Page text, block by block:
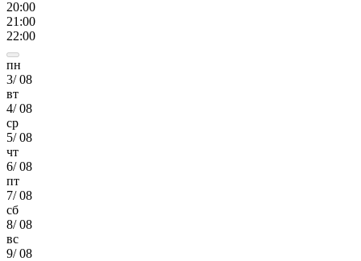
20:00
21 :00
22:00
пн
3/08
вт
4/08
ср
5/08
чт
6/08
пт
7/08
сб
8/08
вс
9/08